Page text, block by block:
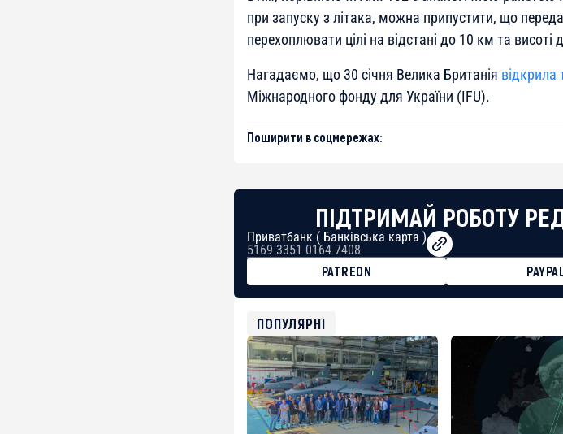
при запуску з літака, можна припустити, що
перехоплювати цілі на відстані до 10 км та висоті
Нагадаємо, що 30 січня Велика Британія відкрила
Міжнародного фонду для України (IFU).
Поширити в соцмережах:
ПІДТРИМАЙ РОБОТУ
Приватбанк ( Банківська карта )
5169 3351 0164 7408
PATREON
USDT
0x8676644fA7B6d328310283cAC1065Ae01d97CEe7
ETH
0xfD02863D3289416fcF50975c9DFda13623f97758
ПОПУЛЯРНІ